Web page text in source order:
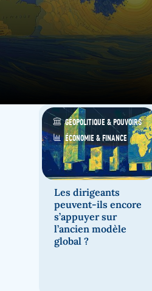
22 juillet 2026
GÉOPOLITIQUE & POUVOIRS
ÉCONOMIE & FINANCE
Les dirigeants
peuvent-ils encore
s’appuyer sur
l’ancien modèle
global ?